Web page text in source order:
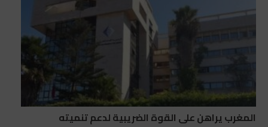
المغرب يراهن على القوة الضريبية لدعم تنميته